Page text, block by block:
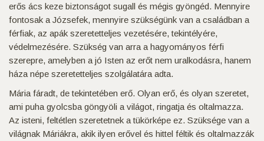
erős ács keze biztonságot sugall és mégis gyöngéd. Mennyire
fontosak a Józsefek, mennyire szükségünk van a családban a
férfiak, az apák szeretetteljes vezetésére, tekintélyére,
védelmezésére. Szükség van arra a hagyományos férfi
szerepre, amelyben a jó Isten az erőt nem uralkodásra, hanem
háza népe szeretetteljes szolgálatára adta.
Mária fáradt, de tekintetében erő. Olyan erő, és olyan szeretet,
ami puha gyolcsba göngyöli a világot, ringatja és oltalmazza.
Az isteni, feltétlen szeretetnek a tükörképe ez. Szüksége van a
világnak Máriákra, akik ilyen erővel és hittel féltik és oltalmazzák